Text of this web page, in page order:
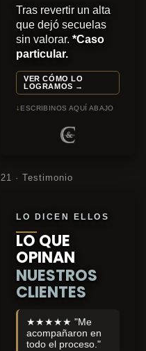
Tras revertir un alta
que dejó secuelas
sin valorar. *Caso
particular.
VER CÓMO LO
LOGRAMOS →
↓ ESCRIBINOS AQUÍ ABAJO
21 · Testimonio
LO DICEN ELLOS
LO QUE
OPINAN
NUESTROS
CLIENTES
★★★★★ "Me
acompañaron en
todo el proceso."